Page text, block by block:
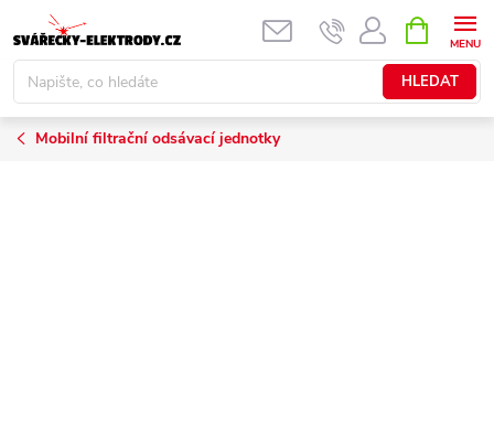
na
obsah
HLEDAT
NÁKUPNÍ
KOŠÍK
Mobilní filtrační odsávací jednotky